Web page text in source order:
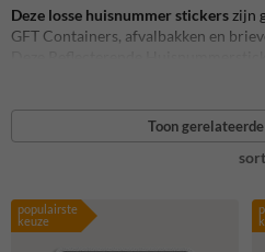
Deze losse huisnummer stickerszijn
GFT Containers, afvalbakken en
Deze Reflecterende
donker. De container sticker
Voordelen:
makkelijk zelf aan te brengen
online aan te passen en te
de huisnummer toevoeging
Toon
populairste
keuze